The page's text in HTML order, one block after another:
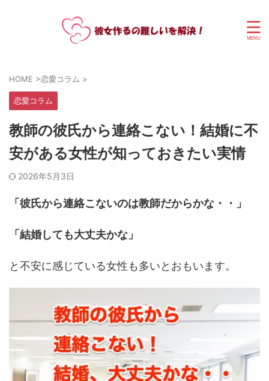
HOME >恋愛コラム >
恋愛コラム
教師の彼氏から連絡こない！結婚に不
安がある女性が知っておきたい実情
2026年5月3日
「彼氏から連絡こないのは教師だからかな・・」
「結婚しても大丈夫かな」
と不安に感じている女性も多いとおもいます。